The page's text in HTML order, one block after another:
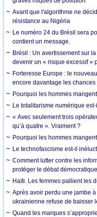
Avant que l'algorithme ne
résistance au Nigéria
Le numéro 24 du Brésil sera
contient un message.
Brésil : Un avertissement sur
devenir un « risque excessif »
Forteresse Europe : le
encore davantage les
Pourquoi les hommes
Le totalitarisme numérique
« Avec seulement trois
qu’à quatre ». Vraiment ?
Pourquoi les hommes
Le technofascisme est-il
Comment lutter contre les
protéger le débat démocratique
Haïti. Les femmes pallient les
Après avoir perdu une jambe
ukrainienne refuse de baisser
Quand les marques